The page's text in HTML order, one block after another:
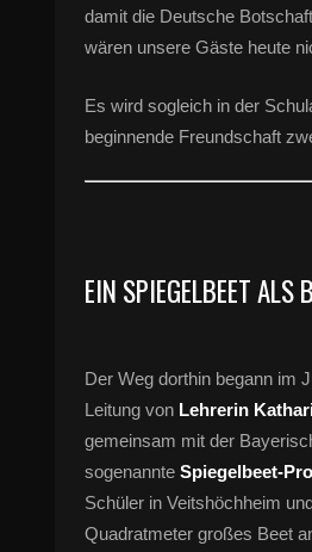
damit die Deutsche
wären unsere Gäste heute
Es wird sogleich in der
beginnende Freundschaft
EIN SPIEGELBEET ALS
Der Weg dorthin begann im
Leitung von Lehrerin
gemeinsam mit der
sogenannte Spiegelbeet-
Schüler in Veitshöchheim
Quadratmeter großes Beet